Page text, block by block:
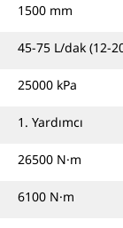
1500 mm
45-75 L/dak (12-
25000 kPa
1. Yardımcı
26500 N·m
6100 N·m